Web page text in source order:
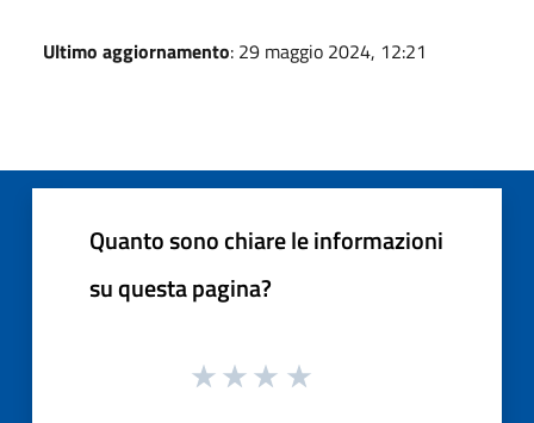
Ultimo aggiornamento: 29 maggio 2024, 12:21
Quanto sono chiare le informazioni
su questa pagina?